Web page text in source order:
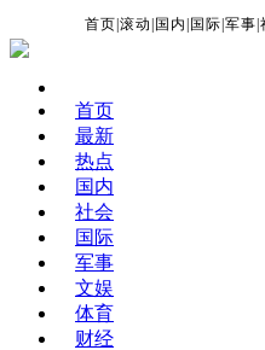
首页 |滚动 国内 国际 |军事 |
首页
最新
热点
国内
社会
国际
军事
文娱
体育
财经